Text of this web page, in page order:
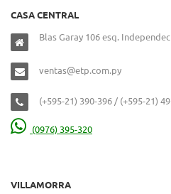
CASA CENTRAL
Blas Garay 106 esq.
ventas@etp.com.py
(+595-21) 390-396 / (+595-21)
(0976) 395-320
VILLAMORRA